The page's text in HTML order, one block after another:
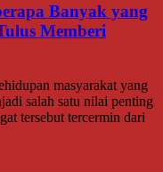
Banyak yang
Memberi
masyarakat yang
salah satu nilai penting
tersebut tercermin dari